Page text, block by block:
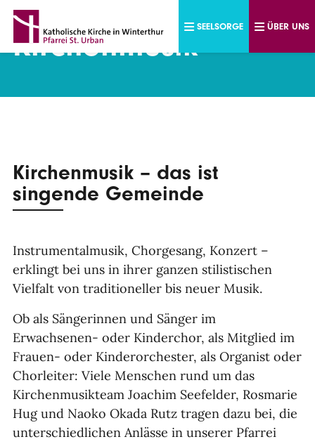
Direkt zum Inhalt
SEELSORGE ÜBER UNS
Kirchenmusik
Kirchenmusik – das ist
singende Gemeinde
Instrumentalmusik, Chorgesang, Konzert –
erklingt bei uns in ihrer ganzen stilistischen
Vielfalt von traditioneller bis neuer Musik.
Ob als Sängerinnen und Sänger im
Erwachsenen- oder Kinderchor, als Mitglied im
Frauen- oder Kinderorchester, als Organist oder
Chorleiter: Viele Menschen rund um das
Kirchenmusikteam Joachim Seefelder, Rosmarie
Hug und Naoko Okada Rutz tragen dazu bei, die
unterschiedlichen Anlässe in unserer Pfarrei